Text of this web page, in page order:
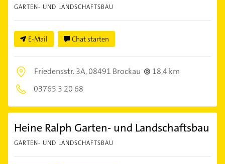
GARTEN- UND LANDSCHAFTSBAU
E-Mail Chat starten
Friedensstr. 3A,08491 Brockau
18,4 km
03765 3 20 68
Heine Ralph Garten- und Landschaftsbau
GARTEN- UND LANDSCHAFTSBAU